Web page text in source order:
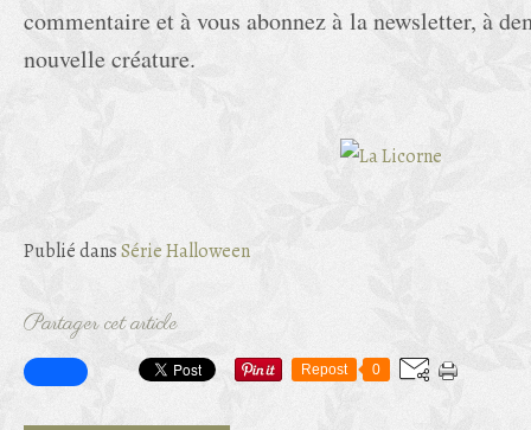
commentaire et à vous abonnez à la newsletter, à
nouvelle créature.
Publié dansSérie Halloween
Partager cet article
Repost 0